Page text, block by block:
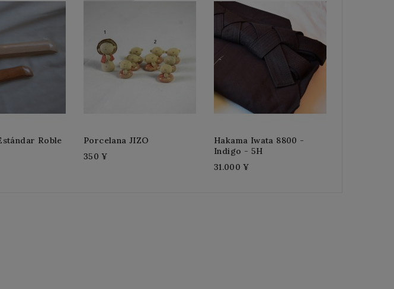
Roble
Porcelana JIZO
350 ¥
Hakama Iwata 8800 -
Indigo - 5H
31.000 ¥